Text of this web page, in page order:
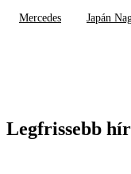
Mercedes Japán
Legfrissebb